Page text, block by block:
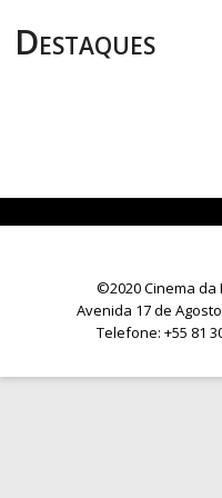
Destaques
©2020 Cinema da
Avenida 17 de
Telefone: +55 81